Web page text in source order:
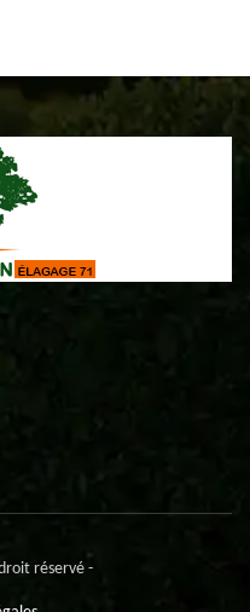
réservé -